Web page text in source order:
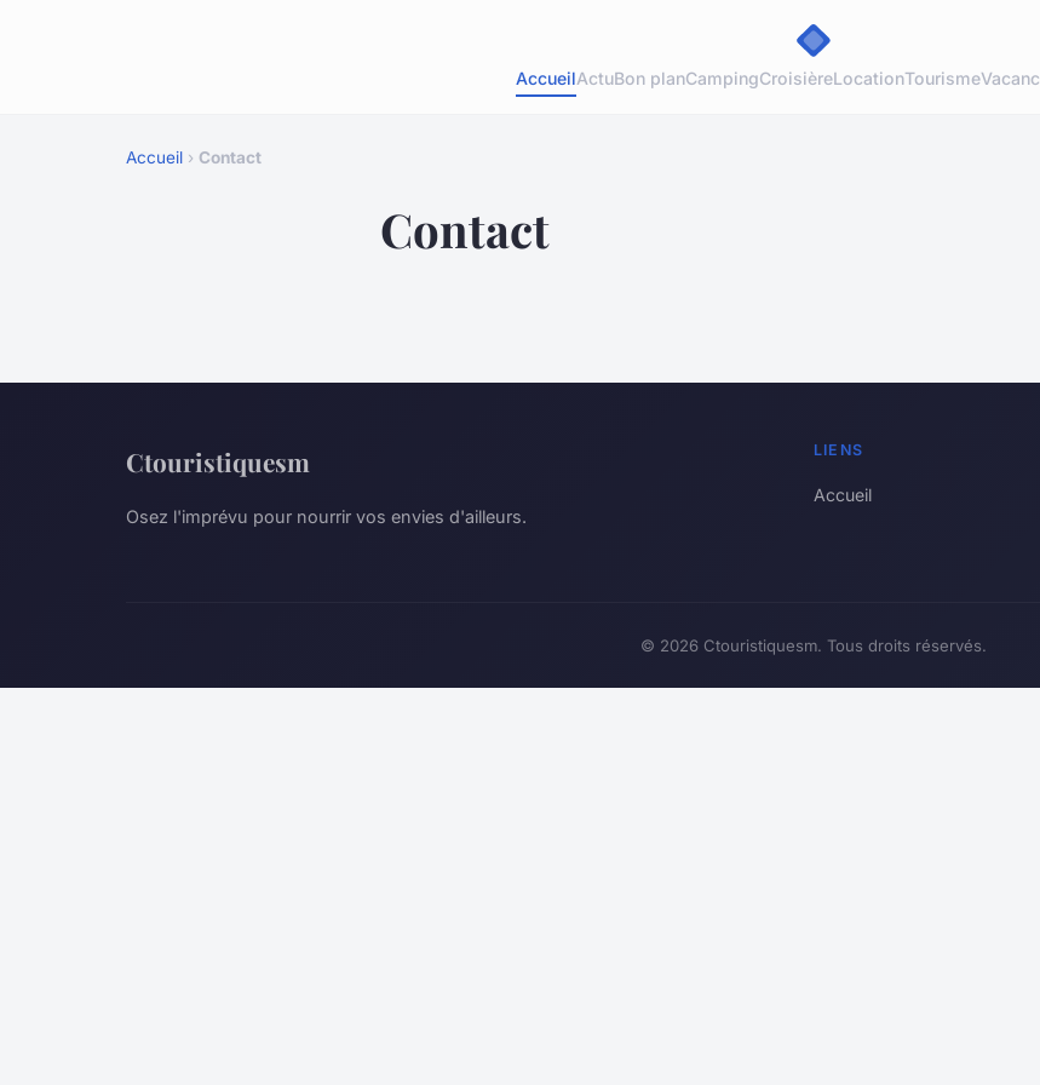
AccueilActuBon planCampingCroisièreLocationTourisme
Accueil › Contact
Contact
Ctouristiquesm
Osez l'imprévu pour nourrir vos envies d'ailleurs.
LIENS
Accueil
© 2026 Ctouristiquesm. Tous droits réservés.